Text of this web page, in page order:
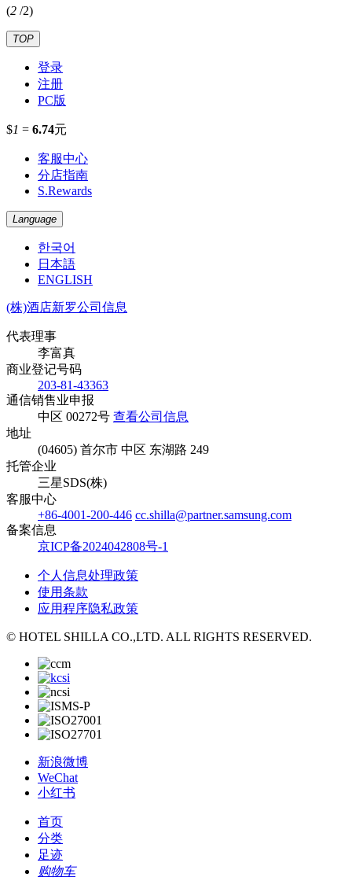
(2 /2)
TOP
登录
注册
PC版
$1 = 6.74元
客服中心
分店指南
S.Rewards
Language
한국어
日本語
ENGLISH
(株)酒店新罗公司信息
代表理事
李富真
商业登记号码
203-81-43363
通信销售业申报
中区 00272号 查看公司信息
地址
(04605) 首尔市 中区 东湖路 249
托管企业
三星SDS(株)
客服中心
+86-4001-200-446 cc.shilla@partner.samsung.com
备案信息
京ICP备2024042808号-1
个人信息处理政策
使用条款
应用程序隐私政策
© HOTEL SHILLA CO.,LTD. ALL RIGHTS RESERVED.
新浪微博
WeChat
小红书
首页
分类
足迹
购物车